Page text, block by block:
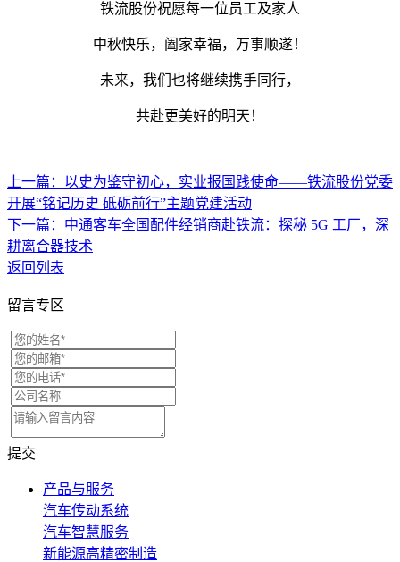
铁流股份祝愿每一位员工及家人
中秋快乐，阖家幸福，万事顺遂！
未来，我们也将继续携手同行，
共赴更美好的明天！
上一篇：以史为鉴守初心，实业报国践使命——铁流股份党委
开展“铭记历史 砥砺前行”主题党建活动
下一篇：中通客车全国配件经销商赴铁流：探秘 5G 工厂，深
耕离合器技术
返回列表
留言专区
提交
产品与服务
汽车传动系统
汽车智慧服务
新能源高精密制造